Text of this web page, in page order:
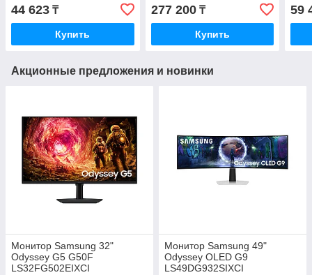
44 623 ₸
Купить
277 200₸
Купить
59
Акционные предложения и новинки
Монитор Samsung 32"
Odyssey G5 G50F
LS32FG502EIXCI
Монитор Samsung 49"
Odyssey OLED G9
LS49DG932SIXCI